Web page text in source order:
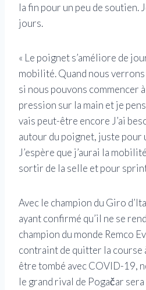
la fin pour un peu de soutien.
jours.
« Le poignet s’améliore de
mobilité. Quand nous
si nous pouvons commencer
pression sur la main et je
vais peut-être encore J’ai
autour du poignet, juste pour
J’espère que j’aurai la
sortir de la selle et pour
Avec le champion du Giro
ayant confirmé qu’il ne se
champion du monde Remco
contraint de quitter la course
être tombé avec COVID-19,
le grand rival de Pogačar